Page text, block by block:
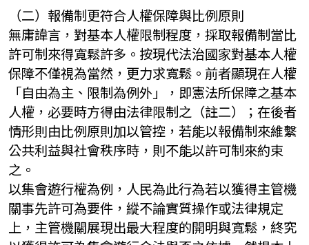
（二）報備制更符合人權保障與比例原則
無庸諱言，對基本人權限制程度，採取報備制當比
許可制來得寬鬆許多。按現代法治國家對基本人權
保障不僅視為當然，更力求寬鬆。前者顯現在人權
「自由為主、限制為例外」，即憲法所保障之基本
人權，必要時方得由法律限制之（註二）；在後者
情形則由比例原則加以管控，若能以報備制來維繫
公共利益與社會秩序時，則不能以許可制來約束
之。
以集會遊行權為例，人民為此行為若以獲得主管機
關事先許可為要件，縱不論實質操作或法律規定
上，主管機關展現出最大程度的開明與寬鬆，終究